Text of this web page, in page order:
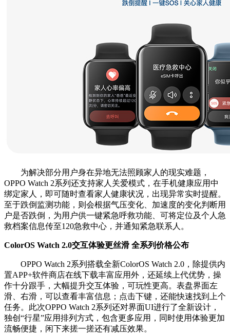
为解决部分用户身在异地无法照顾家人的现实难题，
OPPO Watch 2系列还支持家人关爱模式，在手机健康应用中
绑定家人，即可随时查看家人健康状况，出现异常实时提醒。
至于跌倒监测功能，则会根据气压变化、加速度的变化判断用
户是否跌倒，为用户供一键紧急呼救功能、可将定位及个人急
救档案信息传至120急救中心，并通知紧急联系人。
ColorOS Watch 2.0交互体验更丝滑 全系列价格公布
OPPO Watch 2系列搭载全新ColorOS Watch 2.0，除提供内
置APP+软件商店在线下载丰富应用外，还延续上代优势，操
作十分跟手，大幅提升交互体验，可玩性更高。表盘界面左
滑、右滑，可以查看丰富信息；点击下键，还能快速找到上个
任务。此次OPPO Watch 2系列还对界面UI进行了全新设计，
独创“行星”应用排列方式，包含更多应用，同时使用体验更加
流畅便捷，闲下来搓一搓还有减压效果。